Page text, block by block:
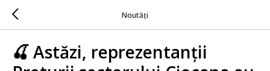
Noutăți
🍒 Astăzi, reprezentanții